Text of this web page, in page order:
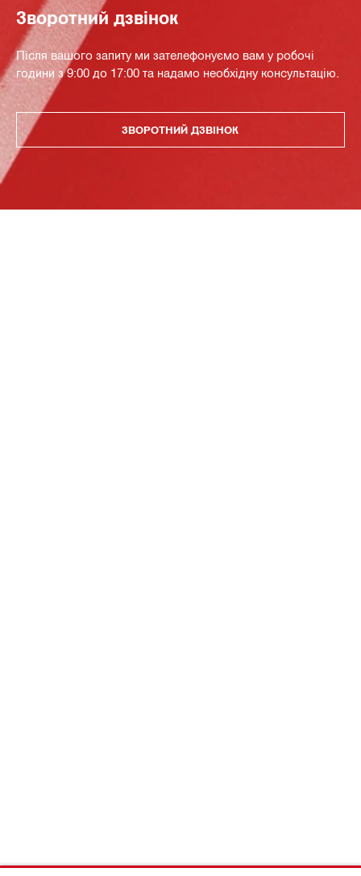
Зворотний дзвінок
Після вашого запиту ми зателефонуємо вам у робочі
години з 9:00 до 17:00 та надамо необхідну консультацію.
ЗВОРОТНИЙ ДЗВІНОК